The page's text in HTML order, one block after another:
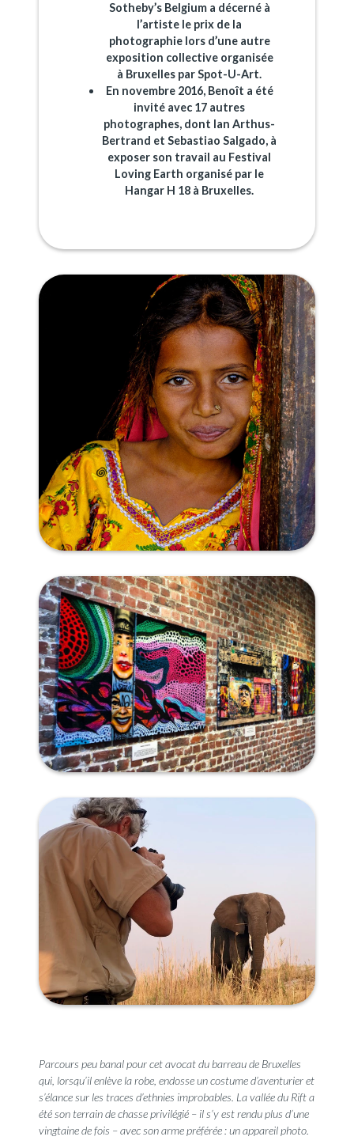
Sotheby’s Belgium a décerné à
l’artiste le prix de la
photographie lors d’une autre
exposition collective organisée
à Bruxelles par Spot-U-Art.
En novembre 2016, Benoît a été
invité avec 17 autres
photographes, dont Ian Arthus-
Bertrand et Sebastiao Salgado, à
exposer son travail au Festival
Loving Earth organisé par le
Hangar H 18 à Bruxelles.
Parcours peu banal pour cet avocat du barreau de Bruxelles
qui, lorsqu’il enlève la robe, endosse un costume d’aventurier et
s’élance sur les traces d’ethnies improbables. La vallée du Rift a
été son terrain de chasse privilégié – il s’y est rendu plus d’une
vingtaine de fois – avec son arme préférée : un appareil photo.